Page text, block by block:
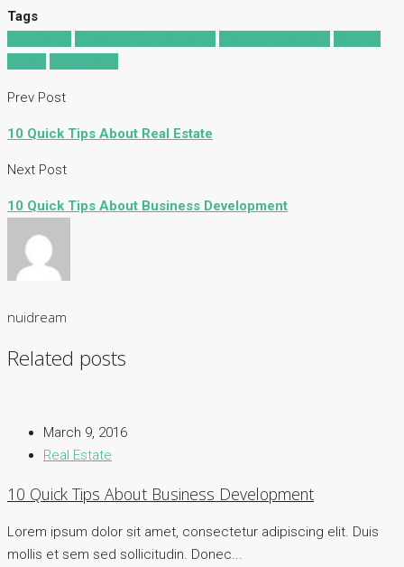
Tags
Prev Post
10 Quick Tips About Real Estate
Next Post
10 Quick Tips About Business Development
nuidream
Related posts
March 9, 2016
Real Estate
10 Quick Tips About Business Development
Lorem ipsum dolor sit amet, consectetur adipiscing elit. Duis
mollis et sem sed sollicitudin. Donec...